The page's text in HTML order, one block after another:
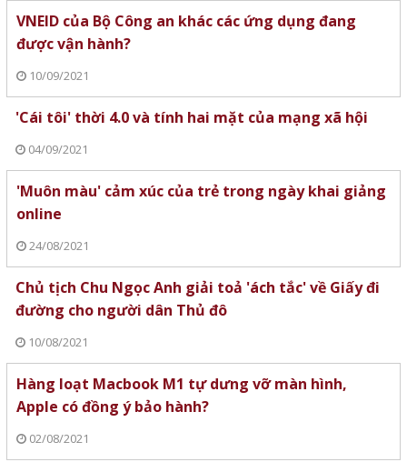
VNEID của Bộ Công an khác các ứng dụng đang
được vận hành?
10/09/2021
'Cái tôi' thời 4.0 và tính hai mặt của mạng xã hội
04/09/2021
'Muôn màu' cảm xúc của trẻ trong ngày khai giảng
online
24/08/2021
Chủ tịch Chu Ngọc Anh giải toả 'ách tắc' về Giấy đi
đường cho người dân Thủ đô
10/08/2021
Hàng loạt Macbook M1 tự dưng vỡ màn hình,
Apple có đồng ý bảo hành?
02/08/2021